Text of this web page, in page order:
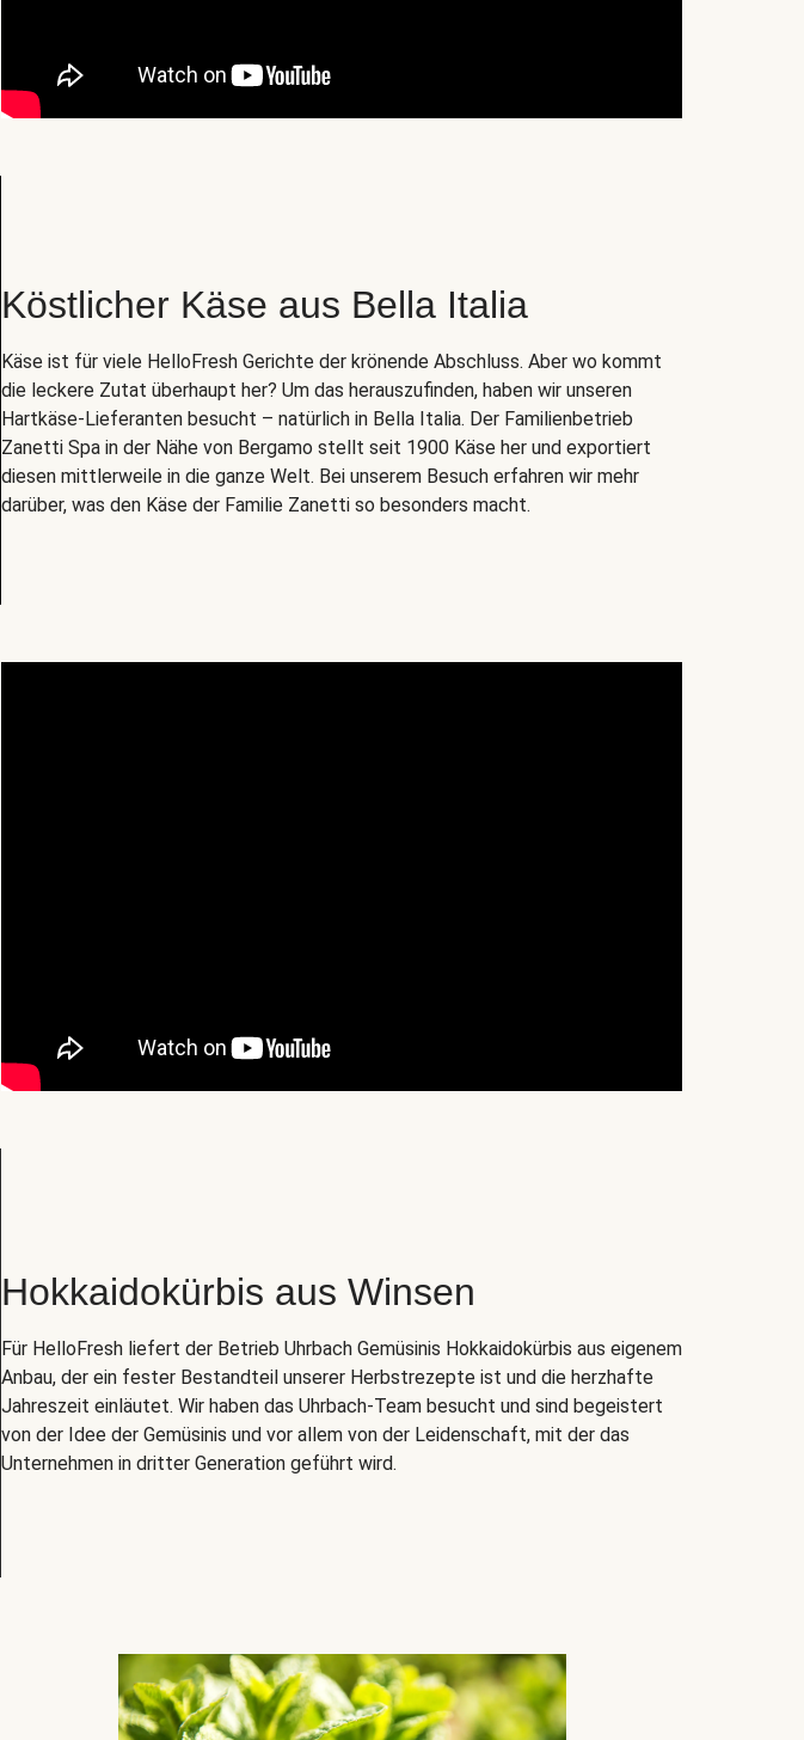
Köstlicher Käse aus Bella Italia
Käse ist für viele HelloFresh Gerichte der krönende Abschluss. Aber wo kommt
die leckere Zutat überhaupt her? Um das herauszufinden, haben wir unseren
Hartkäse-Lieferanten besucht – natürlich in Bella Italia. Der Familienbetrieb
Zanetti Spa in der Nähe von Bergamo stellt seit 1900 Käse her und exportiert
diesen mittlerweile in die ganze Welt. Bei unserem Besuch erfahren wir mehr
darüber, was den Käse der Familie Zanetti so besonders macht.
Hokkaidokürbis aus Winsen
Für HelloFresh liefert der Betrieb Uhrbach Gemüsinis Hokkaidokürbis aus eigenem
Anbau, der ein fester Bestandteil unserer Herbstrezepte ist und die herzhafte
Jahreszeit einläutet. Wir haben das Uhrbach-Team besucht und sind begeistert
von der Idee der Gemüsinis und vor allem von der Leidenschaft, mit der das
Unternehmen in dritter Generation geführt wird.